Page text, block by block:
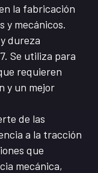
la fabricación
y mecánicos.
dureza
Se utiliza para
requieren
y un mejor
de las
a la tracción
que
mecánica,